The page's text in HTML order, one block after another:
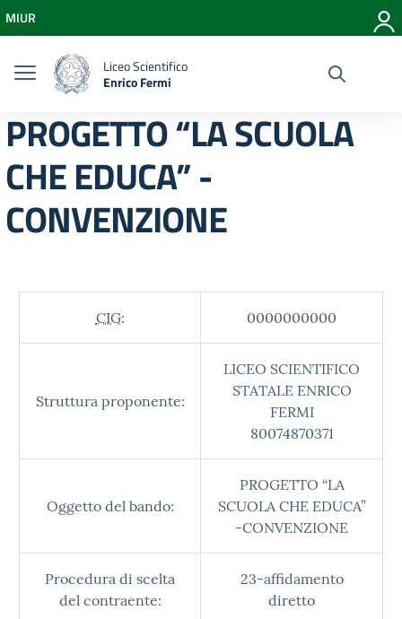
Vai al menu di navigazione
Vai al footer
MIUR
Liceo Scientifico
Enrico Fermi
PROGETTO “LA SCUOLA
CHE EDUCA” -
CONVENZIONE
CIG: 0000000000
Struttura proponente:
LICEO SCIENTIFICO
STATALE ENRICO
FERMI
80074870371
Oggetto del bando:
PROGETTO “LA
SCUOLA CHE EDUCA”
-CONVENZIONE
Procedura di scelta
del contraente:
23-affidamento
diretto